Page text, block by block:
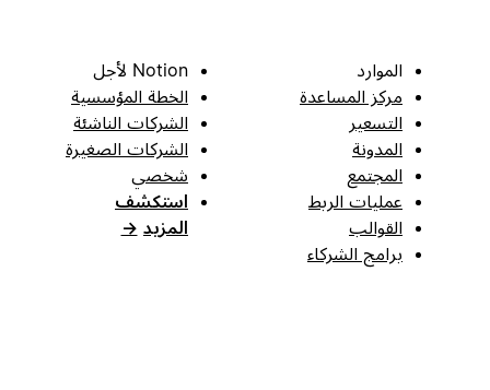
الموارد
مركز المساعدة
التسعير
المدونة
المجتمع
عمليات الربط
القوالب
برامج الشركاء
Notion لأجل
الخطة المؤسسية
الشركات الناشئة
الشركات الصغيرة
شخصي
استكشف
المزيد →